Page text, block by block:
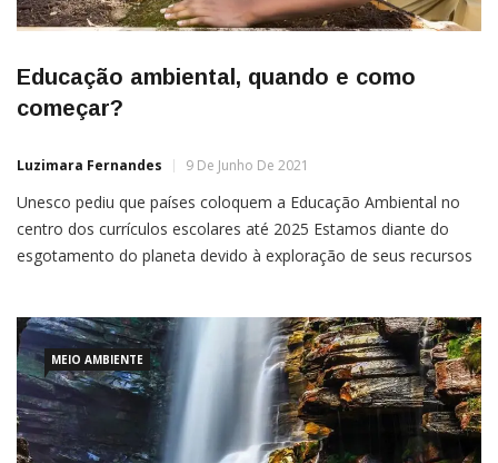
Educação ambiental, quando e como
começar?
Luzimara Fernandes 9 De Junho De 2021
Unesco pediu que países coloquem a Educação Ambiental no
centro dos currículos escolares até 2025 Estamos diante do
esgotamento do planeta devido à exploração de seus recursos
dos rios, mares e envenenamento do solo.Vivemos uma […]
MEIO AMBIENTE